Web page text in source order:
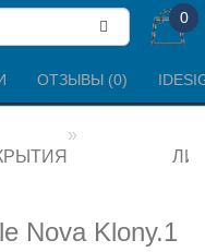
0
Nova Klony.1
ОТЗЫВЫ (0)